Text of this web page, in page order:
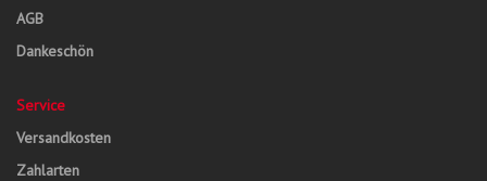
AGB
Dankeschön
Service
Versandkosten
Zahlarten